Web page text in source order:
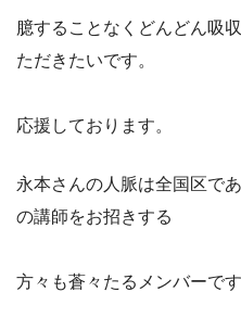
臆することなくどんどん吸
ただきたいです。
応援しております。
永本さんの人脈は全国区で
の講師をお招きする
方々も蒼々たるメンバーです